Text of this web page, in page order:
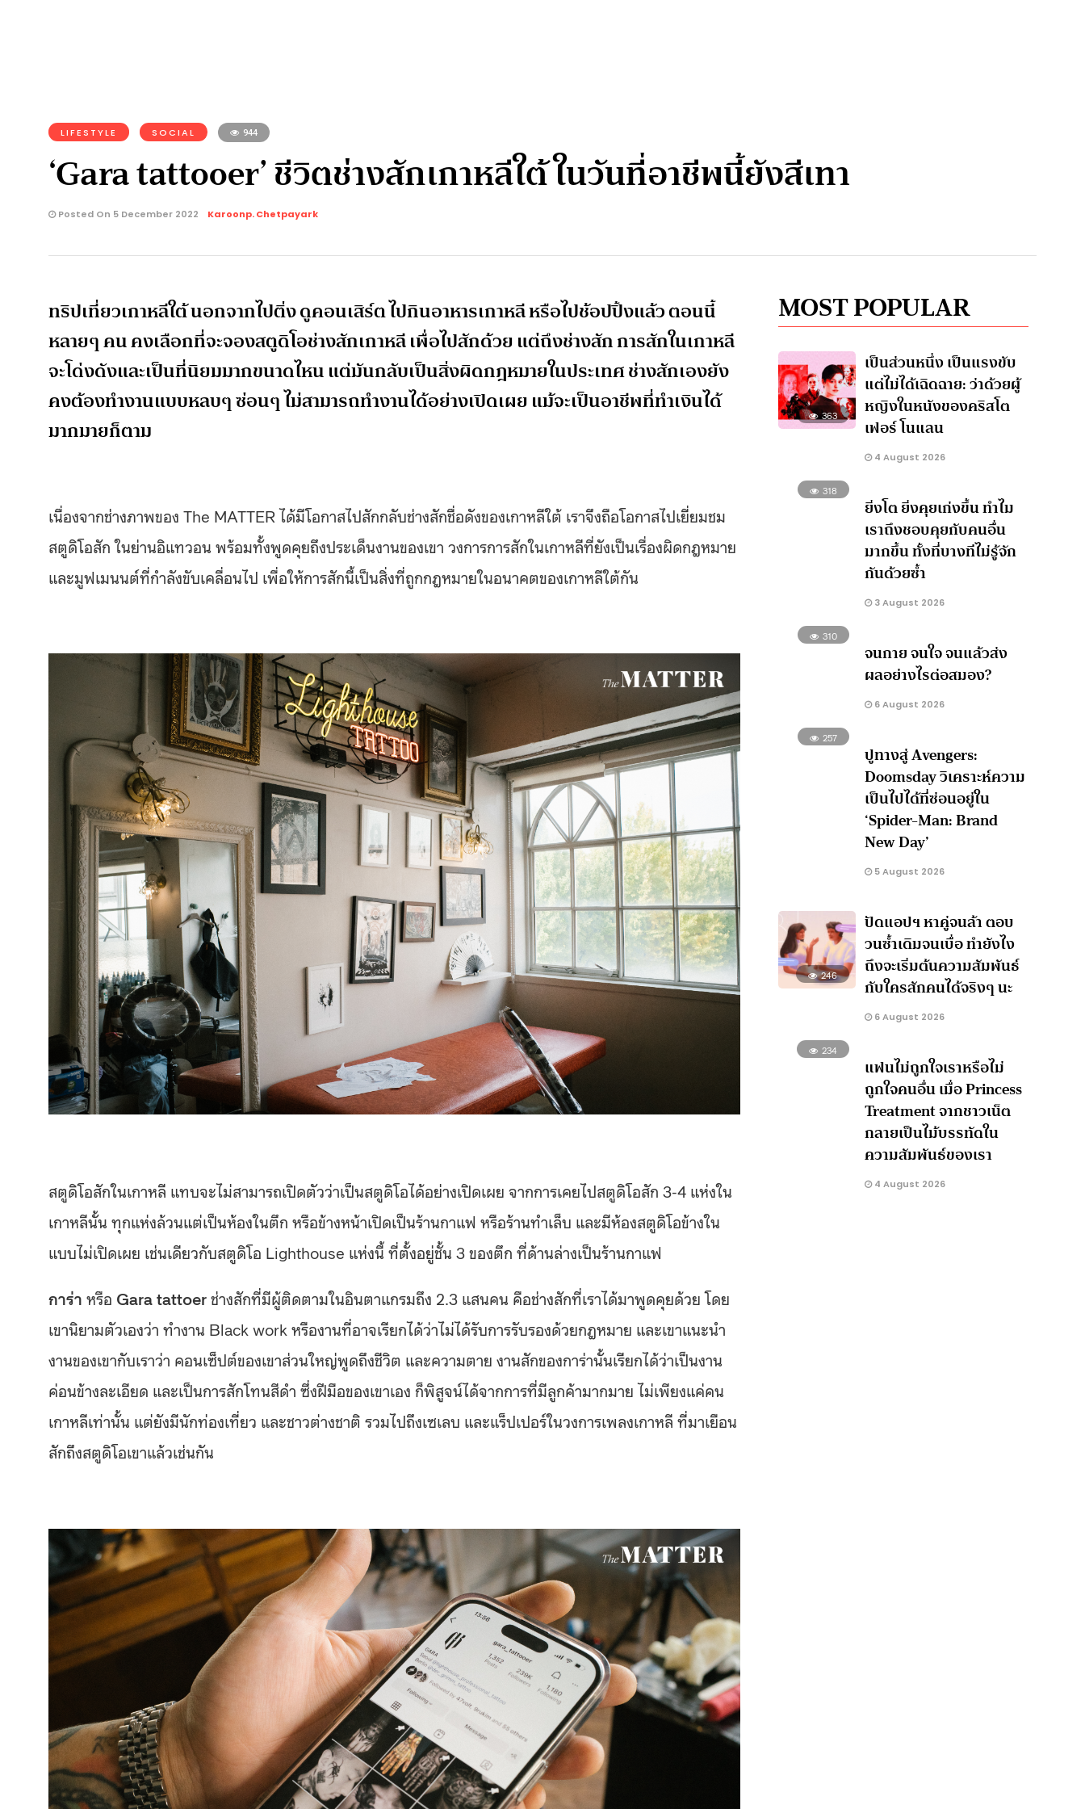
LIFESTYLE SOCIAL 944
‘Gara tattooer’ ชีวิตช่างสักเกาหลีใต้ ในวันที่อาชีพนี้ยังสีเทา
Posted On 5 December 2022 Karoonp. Chetpayark
ทริปเที่ยวเกาหลีใต้ นอกจากไปติ่ง ดูคอนเสิร์ต ไปกินอาหารเกาหลี หรือไปช้อปปิ้งแล้ว ตอนนี้
หลายๆ คน คงเลือกที่จะจองสตูดิโอช่างสักเกาหลี เพื่อไปสักด้วย แต่ถึงช่างสัก การสักในเกาหลี
จะโด่งดังและเป็นที่นิยมมากขนาดไหน แต่มันกลับเป็นสิ่งผิดกฎหมายในประเทศ ช่างสักเองยัง
คงต้องทำงานแบบหลบๆ ซ่อนๆ ไม่สามารถทำงานได้อย่างเปิดเผย แม้จะเป็นอาชีพที่ทำเงินได้
มากมายก็ตาม
เนื่องจากช่างภาพของ The MATTER ได้มีโอกาสไปสักกลับช่างสักชื่อดังของเกาหลีใต้ เราจึงถือโอกาสไปเยี่ยมชม
สตูดิโอสัก ในย่านอิแทวอน พร้อมทั้งพูดคุยถึงประเด็นงานของเขา วงการการสักในเกาหลีที่ยังเป็นเรื่องผิดกฎหมาย
และมูฟเมนนต์ที่กำลังขับเคลื่อนไป เพื่อให้การสักนี้เป็นสิ่งที่ถูกกฎหมายในอนาคตของเกาหลีใต้กัน
สตูดิโอสักในเกาหลี แทบจะไม่สามารถเปิดตัวว่าเป็นสตูดิโอได้อย่างเปิดเผย จากการเคยไปสตูดิโอสัก 3-4 แห่งใน
เกาหลีนั้น ทุกแห่งล้วนแต่เป็นห้องในตึก หรือข้างหน้าเปิดเป็นร้านกาแฟ หรือร้านทำเล็บ และมีห้องสตูดิโอข้างใน
แบบไม่เปิดเผย เช่นเดียวกับสตูดิโอ Lighthouse แห่งนี้ ที่ตั้งอยู่ชั้น 3 ของตึก ที่ด้านล่างเป็นร้านกาแฟ
การ่า หรือ Gara tattoerช่างสักที่มีผู้ติดตามในอินตาแกรมถึง 2.3 แสนคน คือช่างสักที่เราได้มาพูดคุยด้วย โดย
เขานิยามตัวเองว่า ทำงาน Black work หรืองานที่อาจเรียกได้ว่าไม่ได้รับการรับรองด้วยกฎหมาย และเขาแนะนำ
งานของเขากับเราว่า คอนเซ็ปต์ของเขาส่วนใหญ่พูดถึงชีวิต และความตาย งานสักของการ่านั้นเรียกได้ว่าเป็นงาน
ค่อนข้างละเอียด และเป็นการสักโทนสีดำ ซึ่งฝีมือของเขาเอง ก็พิสูจน์ได้จากการที่มีลูกค้ามากมาย ไม่เพียงแค่คน
เกาหลีเท่านั้น แต่ยังมีนักท่องเที่ยว และชาวต่างชาติ รวมไปถึงเซเลบ และแร็ปเปอร์ในวงการเพลงเกาหลี ที่มาเยือน
สักถึงสตูดิโอเขาแล้วเช่นกัน
MOST POPULAR
363
เป็นส่วนหนึ่ง เป็นแรงขับ
แต่ไม่ได้เฉิดฉาย: ว่าด้วยผู้
หญิงในหนังของคริสโต
เฟอร์ โนแลน
4 August 2026
318
ยิ่งโต ยิ่งคุยเก่งขึ้น ทำไม
เราถึงชอบคุยกับคนอื่น
มากขึ้น ทั้งที่บางทีไม่รู้จัก
กันด้วยซ้ำ
3 August 2026
310
จนกาย จนใจ จนแล้วส่ง
ผลอย่างไรต่อสมอง?
6 August 2026
257
ปูทางสู่ Avengers:
Doomsday วิเคราะห์ความ
เป็นไปได้ที่ซ่อนอยู่ใน
‘Spider-Man: Brand
New Day’
5 August 2026
246
ปัดแอปฯ หาคู่จนล้า ตอบ
วนซ้ำเดิมจนเบื่อ ทำยังไง
ถึงจะเริ่มต้นความสัมพันธ์
กับใครสักคนได้จริงๆ นะ
6 August 2026
234
แฟนไม่ถูกใจเราหรือไม่
ถูกใจคนอื่น เมื่อ Princess
Treatment จากชาวเน็ต
กลายเป็นไม้บรรทัดใน
ความสัมพันธ์ของเรา
4 August 2026